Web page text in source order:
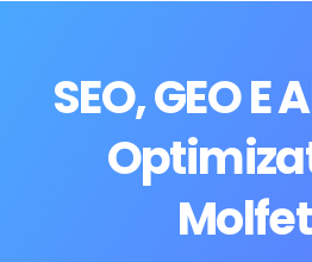
SEO, GEO E